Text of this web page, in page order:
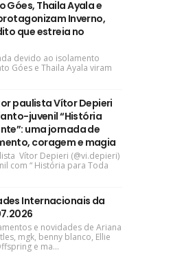
Góes, Thaila Ayala e
Inverno,
que estreia no
devido ao isolamento
Góes e Thaila Ayala viram
paulista Vítor Depieri
juvenil “História
uma jornada de
coragem e magia
Vítor Depieri (@vi.depieri)
com “ História para Toda
Internacionais da
e novidades de Ariana
mgk, benny blanco, Ellie
e ma...